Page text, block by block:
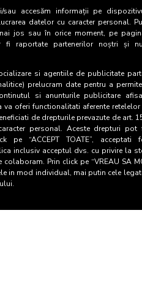
sau accesăm informații pe
datelor cu caracter personal.
jos sau în orice moment, pe
fi raportate partenerilor noștri și
si agentiile de publicitate
prelucram date pentru a
si anunturile publicitare
oferi functionalitati aferente
de drepturile prevazute de art.
personal. Aceste drepturi pot
pe “ACCEPT TOATE”, acceptati
inclusiv acceptul dvs. cu privire la
Prin click pe “VREAU SA
in mod individual, mai putin cele